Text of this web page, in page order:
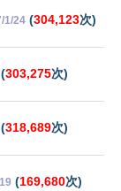
1/24 (304,123次)
(303,275次)
(318,689次)
(169,680次)